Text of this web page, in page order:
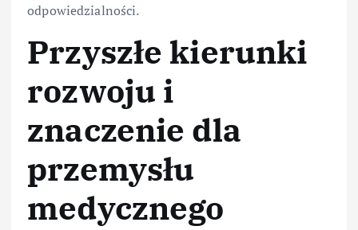
odpowiedzialności.
Przyszłe kierunki
rozwoju i
znaczenie dla
przemysłu
medycznego